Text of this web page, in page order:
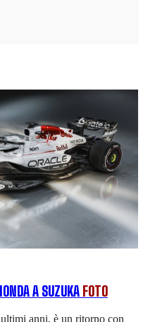
A SUZUKA FOTO
anni, è un ritorno con